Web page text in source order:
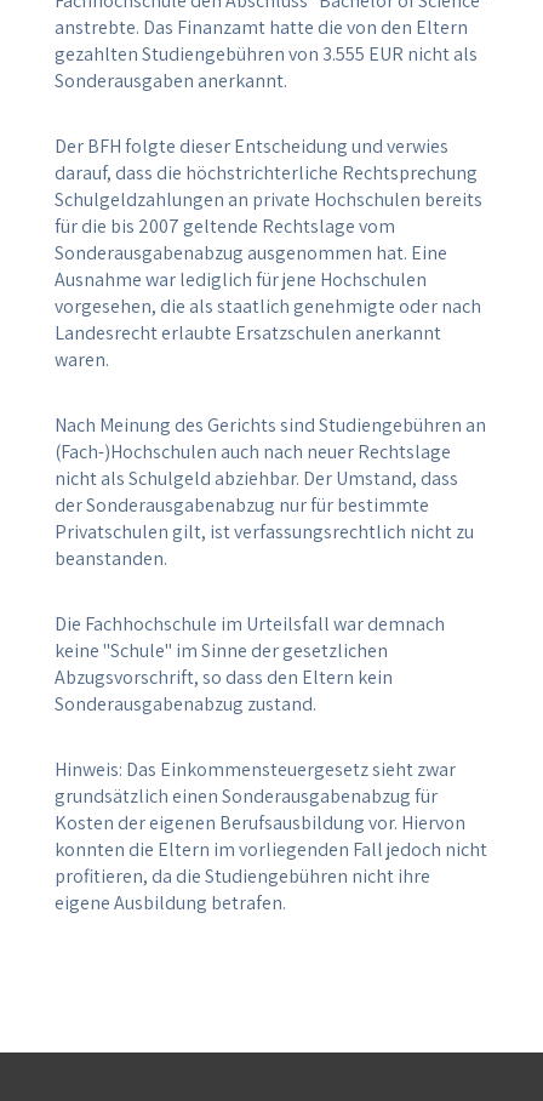
anstrebte. Das Finanzamt hatte die von den Eltern
gezahlten Studiengebühren von 3.555 EUR nicht als
Sonderausgaben anerkannt.
Der BFH folgte dieser Entscheidung und verwies
darauf, dass die höchstrichterliche Rechtsprechung
Schulgeldzahlungen an private Hochschulen bereits
für die bis 2007 geltende Rechtslage vom
Sonderausgabenabzug ausgenommen hat. Eine
Ausnahme war lediglich für jene Hochschulen
vorgesehen, die als staatlich genehmigte oder nach
Landesrecht erlaubte Ersatzschulen anerkannt
waren.
Nach Meinung des Gerichts sind Studiengebühren an
(Fach-)Hochschulen auch nach neuer Rechtslage
nicht als Schulgeld abziehbar. Der Umstand, dass
der Sonderausgabenabzug nur für bestimmte
Privatschulen gilt, ist verfassungsrechtlich nicht zu
beanstanden.
Die Fachhochschule im Urteilsfall war demnach
keine "Schule" im Sinne der gesetzlichen
Abzugsvorschrift, so dass den Eltern kein
Sonderausgabenabzug zustand.
Hinweis: Das Einkommensteuergesetz sieht zwar
grundsätzlich einen Sonderausgabenabzug für
Kosten der eigenen Berufsausbildung vor. Hiervon
konnten die Eltern im vorliegenden Fall jedoch nicht
profitieren, da die Studiengebühren nicht ihre
eigene Ausbildung betrafen.